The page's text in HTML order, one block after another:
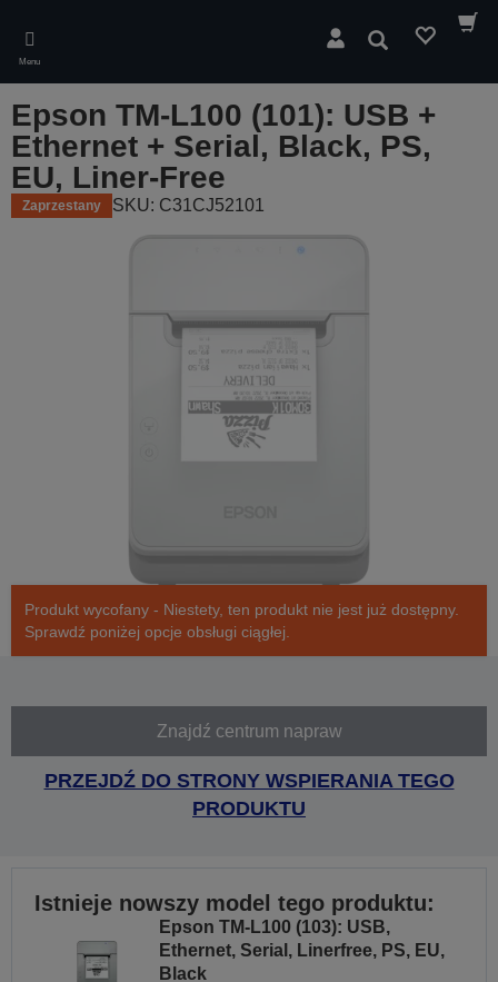
main
content
Menu
Wyszukaj
Epson TM-L100 (101): USB +
Ethernet + Serial, Black, PS,
EU, Liner-Free
Zaprzestany SKU: C31CJ52101
Produkt wycofany - Niestety, ten produkt nie jest już dostępny.
Sprawdź poniżej opcje obsługi ciągłej.
Znajdź centrum napraw
PRZEJDŹ DO STRONY WSPIERANIA TEGO
PRODUKTU
Istnieje nowszy model tego produktu:
Epson TM-L100 (103): USB,
Ethernet, Serial, Linerfree, PS, EU,
Black